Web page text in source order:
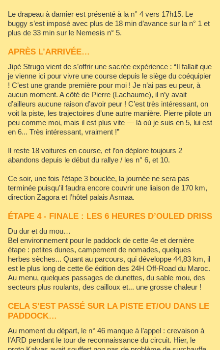
Le drapeau à damier est présenté à la n° 4 vers 17h15. Le
buggy s’est imposé avec plus de 18 min d’avance sur la n° 1 et
plus de 33 min sur le Nemesis n° 5.
APRÈS L’ARRIVÉE…
Jipé Strugo vient de s’offrir une sacrée expérience : “Il fallait que
je vienne ici pour vivre une course depuis le siège du coéquipier
! C’est une grande première pour moi ! Je n’ai pas eu peur, à
aucun moment. A côté de Pierre (Lachaume), il n’y avait
d’ailleurs aucune raison d’avoir peur ! C’est très intéressant, on
voit la piste, les trajectoires d’une autre manière. Pierre pilote un
peu comme moi, mais il est plus vite — là où je suis en 5, lui est
en 6... Très intéressant, vraiment !”
Il reste 18 voitures en course, et l’on déplore toujours 2
abandons depuis le début du rallye / les n° 6, et 10.
Ce soir, une fois l’étape 3 bouclée, la journée ne sera pas
terminée puisqu’il faudra encore couvrir une liaison de 170 km,
direction Zagora et l’hôtel palais Asmaa.
ÉTAPE 4 - FINALE : LES 6 HEURES D’OULED DRISS
Du dur et du mou…
Bel environnement pour le paddock de cette 4e et dernière
étape : petites dunes, campement de nomades, quelques
herbes sèches... Quant au parcours, qui développe 44,83 km, il
est le plus long de cette 6e édition des 24H Off-Road du Maroc.
Au menu, quelques passages de dunettes, du sable mou, des
secteurs plus roulants, des cailloux et... une grosse chaleur !
CELA S’EST PASSÉ SUR LA PISTE ET/OU DANS LE
PADDOCK…
Au moment du départ, le n° 46 manque à l’appel : crevaison à
l’ARD pendant le tour de reconnaissance du circuit. Hier, le